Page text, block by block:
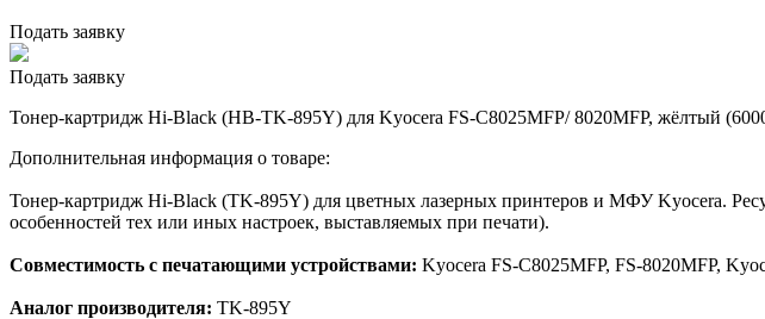
Подать заявку
Подать заявку
Тонер-картридж Hi-Black (HB-TK-895Y) для Kyocera FS-C8025MFP/ 8020MFP, жёлтый
Дополнительная информация о товаре:
Тонер-картридж Hi-Black (TK-895Y) для цветных лазерных принтеров и МФУ Kyocera.
особенностей тех или иных настроек, выставляемых при печати).
Совместимость с печатающими устройствами: Kyocera FS-C8025MFP, FS-8020MFP,
Аналог производителя: TK-895Y